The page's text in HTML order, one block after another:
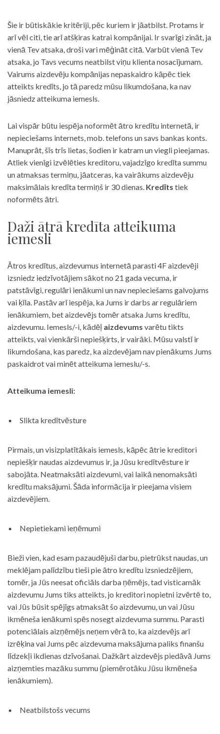
Šie ir būtiskākie kritēriji, pēc kuriem ir jāatbilst. Protams ir
arī vēl citi, tie arī atšķiras katrai kompānijai. Ir svarīgi zināt, ja
vienā Tev atsaka, droši vari mēģināt citā. Varbūt vienā Tev
atsaka, jo Tavs vecums neatbilst viņu klienta nosacījumam.
Vairums aizdevēju kompānijas nepaskaidro kāpēc tiek
atteikts kredīts, jo tā paredz mūsu likumdošana, ka nav
jāsniedz atteikuma iemesls.
Lai vispār būtu iespēja noformēt ātro kredītu internetā, ir
nepieciešams internets, mob. telefons un savs bankas konts.
Manuprāt, šīs trīs lietas, šodien ir katram un viegli pieejamas.
Atliek vienīgi izvēlēties kreditoru, vajadzīgo kredīta summu
un atmaksas termiņu, jāatceras, ka vairākums aizdevēju
maksimālais kredīta termiņš ir 30 dienas. Kredīts tiek
noformēts ātri.
Daži ātrā kredīta atteikuma
iemesli
Ātros kredītus, aizdevumus internetā parasti 4F aizdevēji
izsniedz iedzīvotājiem sākot no 21 gada vecuma, ir
patstāvīgi, regulāri ienākumi un nav nepieciešams galvojums
vai ķīla. Pastāv arī iespēja, ka Jums ir darbs ar regulāriem
ienākumiem, bet aizdevējs tomēr atsaka Jums kredītu,
aizdevumu. Iemesls/-i, kādēļ aizdevums varētu tikts
atteikts, vai vienkārši nepiešķirts, ir vairāki. Mūsu valstī ir
likumdošana, kas paredz, ka aizdevējam nav pienākums Jums
paskaidrot vai minēt atteikuma iemeslu/-s.
Atteikuma iemesli:
Slikta kredītvēsture
Pirmais, un visizplatītākais iemesls, kāpēc ātrie kreditori
nepiešķir naudas aizdevumus ir, ja Jūsu kredītvēsture ir
sabojāta. Neatmaksāti aizdevumi, vai laikā nenomaksāti
kredītu maksājumi. Šāda informācija ir pieejama visiem
aizdevējiem.
Nepietiekami ieņēmumi
Bieži vien, kad esam pazaudējuši darbu, pietrūkst naudas, un
meklējam palīdzību tieši pie ātro kredītu izsniedzējiem,
tomēr, ja Jūs neesat oficiāls darba ņēmējs, tad visticamāk
aizdevumu Jums tiks atteikts, jo kreditori nopietni izvērtē to,
vai Jūs būsit spējīgs atmaksāt šo aizdevumu, un vai Jūsu
ikmēneša ienākumi spēs nosegt aizdevuma summu. Parasti
potenciālais aizņēmējs neņem vērā to, ka aizdevējs arī
izrēķina vai Jums pēc aizdevuma maksājuma paliks finanšu
līdzekļi ikdienas dzīvošanai. Dažkārt aizdevējs piedāvā Jums
aizņemties mazāku summu (piemērotāku Jūsu ikmēneša
ienākumiem).
Neatbilstošs vecums